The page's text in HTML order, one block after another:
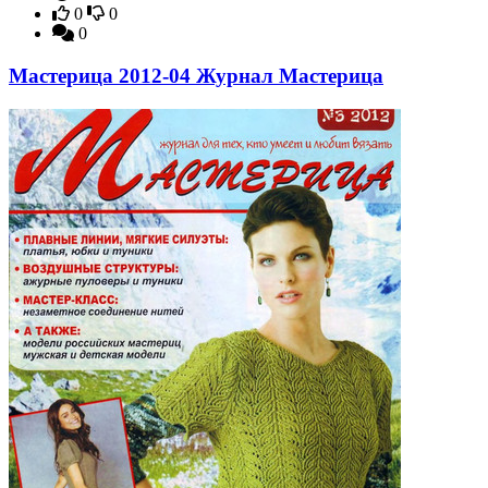
0
0
0
Мастерица 2012-04 Журнал Мастерица